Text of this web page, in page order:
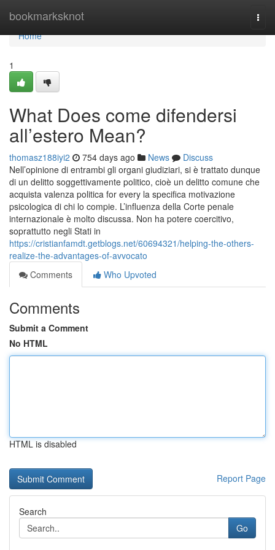
bookmarksknot
Home
Home
1
What Does come difendersi
all’estero Mean?
thomasz188iyi2 754 days ago News
Discuss
Nell’opinione di entrambi gli organi giudiziari, si è trattato dunque
di un delitto soggettivamente politico, cioè un delitto comune che
acquista valenza politica for every la specifica motivazione
psicologica di chi lo compie. L’influenza della Corte penale
internazionale è molto discussa. Non ha potere coercitivo,
soprattutto negli Stati in
https://cristianfamdt.getblogs.net/60694321/helping-the-others-
realize-the-advantages-of-avvocato
Comments
Who Upvoted
Comments
Submit a Comment
No HTML
HTML is disabled
Report Page
Search
Go